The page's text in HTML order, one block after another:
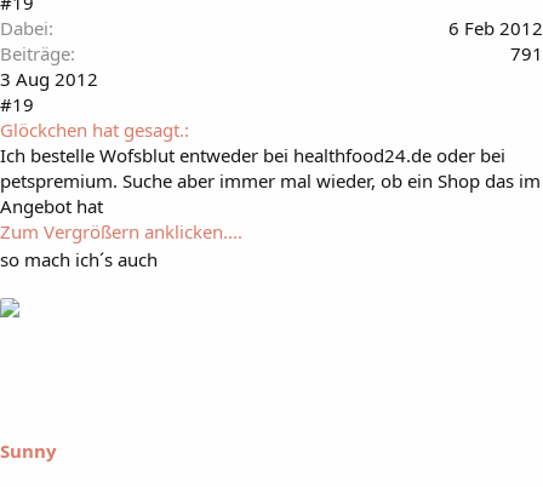
Dabei
6 Feb 2012
Beiträge
791
3 Aug 2012
#19
Glöckchen hat gesagt.:
Ich bestelle Wofsblut entweder bei healthfood24.de oder bei
petspremium. Suche aber immer mal wieder, ob ein Shop das im
Angebot hat
Zum Vergrößern anklicken....
so mach ich´s auch
Sunny